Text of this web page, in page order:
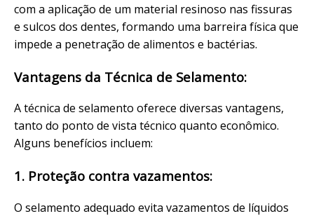
com a aplicação de um material resinoso nas fissuras
e sulcos dos dentes, formando uma barreira física que
impede a penetração de alimentos e bactérias.
Vantagens da Técnica de Selamento:
A técnica de selamento oferece diversas vantagens,
tanto do ponto de vista técnico quanto econômico.
Alguns benefícios incluem:
1. Proteção contra vazamentos:
O selamento adequado evita vazamentos de líquidos